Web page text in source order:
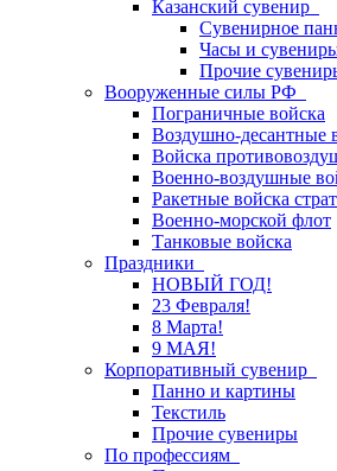
Казанский сувенир
Сувенирное
Часы и
Прочие
Вооруженные силы РФ
Пограничные войска
Воздушно-десантные
Войска
Военно-воздушные
Ракетные войска
Военно-морской флот
Танковые войска
Праздники
НОВЫЙ ГОД!
23 Февраля!
8 Марта!
9 МАЯ!
Корпоративный сувенир
Панно и картины
Текстиль
Прочие сувениры
По профессиям